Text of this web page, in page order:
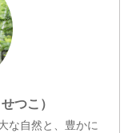
つこ）
な自然と、豊かに